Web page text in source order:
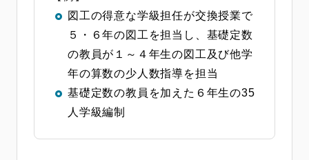
図工の得意な学級担任が交換授業で
５・６年の図工を担当し、基礎定数
の教員が１～４年生の図工及び他学
年の算数の少人数指導を担当
基礎定数の教員を加えた６年生の35
人学級編制